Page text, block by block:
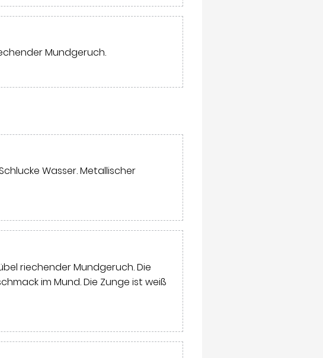
Mundgeruch.
Wasser. Metallischer
riechender Mundgeruch. Die
im Mund. Die Zunge ist weiß